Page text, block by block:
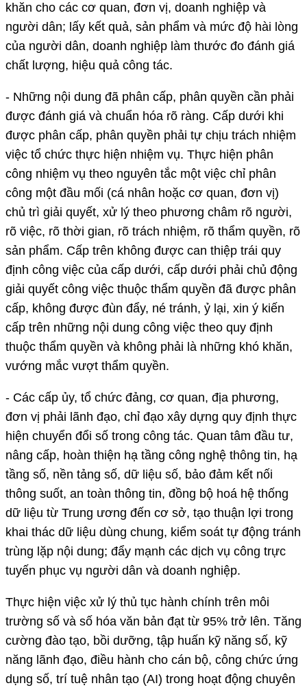
khăn cho các cơ quan, đơn vị, doanh nghiệp và
người dân; lấy kết quả, sản phẩm và mức độ hài lòng
của người dân, doanh nghiệp làm thước đo đánh giá
chất lượng, hiệu quả công tác.
- Những nội dung đã phân cấp, phân quyền cần phải
được đánh giá và chuẩn hóa rõ ràng. Cấp dưới khi
được phân cấp, phân quyền phải tự chịu trách nhiệm
việc tổ chức thực hiện nhiệm vụ. Thực hiện phân
công nhiệm vụ theo nguyên tắc một việc chỉ phân
công một đầu mối (cá nhân hoặc cơ quan, đơn vị)
chủ trì giải quyết, xử lý theo phương châm rõ người,
rõ việc, rõ thời gian, rõ trách nhiệm, rõ thẩm quyền, rõ
sản phẩm. Cấp trên không được can thiệp trái quy
định công việc của cấp dưới, cấp dưới phải chủ động
giải quyết công việc thuộc thẩm quyền đã được phân
cấp, không được đùn đẩy, né tránh, ỷ lại, xin ý kiến
cấp trên những nội dung công việc theo quy định
thuộc thẩm quyền và không phải là những khó khăn,
vướng mắc vượt thẩm quyền.
- Các cấp ủy, tổ chức đảng, cơ quan, địa phương,
đơn vị phải lãnh đạo, chỉ đạo xây dựng quy định thực
hiện chuyển đổi số trong công tác. Quan tâm đầu tư,
nâng cấp, hoàn thiện hạ tầng công nghệ thông tin, hạ
tầng số, nền tảng số, dữ liệu số, bảo đảm kết nối
thông suốt, an toàn thông tin, đồng bộ hoá hệ thống
dữ liệu từ Trung ương đến cơ sở, tạo thuận lợi trong
khai thác dữ liệu dùng chung, kiểm soát tự động tránh
trùng lặp nội dung; đẩy mạnh các dịch vụ công trực
tuyến phục vụ người dân và doanh nghiệp.
Thực hiện việc xử lý thủ tục hành chính trên môi
trường số và số hóa văn bản đạt từ 95% trở lên. Tăng
cường đào tạo, bồi dưỡng, tập huấn kỹ năng số, kỹ
năng lãnh đạo, điều hành cho cán bộ, công chức ứng
dụng số, trí tuệ nhân tạo (AI) trong hoạt động chuyên